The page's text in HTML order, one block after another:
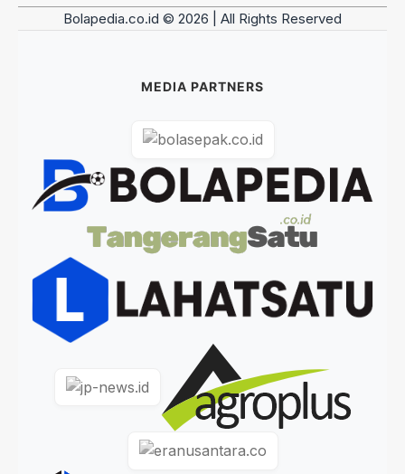
Bolapedia.co.id © 2026 | All Rights Reserved
MEDIA PARTNERS